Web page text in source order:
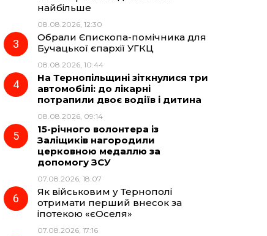
найбільше
08.08.2026, 12:30
Обрали Єпископа-помічника для
Бучацької єпархії УГКЦ
08.08.2026, 10:44
На Тернопільщині зіткнулися три
автомобілі: до лікарні
потрапили двоє водіїв і дитина
08.08.2026, 09:14
15-річного волонтера із
Заліщиків нагородили
церковною медаллю за
допомогу ЗСУ
07.08.2026, 18:07
Як військовим у Тернополі
отримати перший внесок за
іпотекою «єОселя»
07.08.2026, 17:16